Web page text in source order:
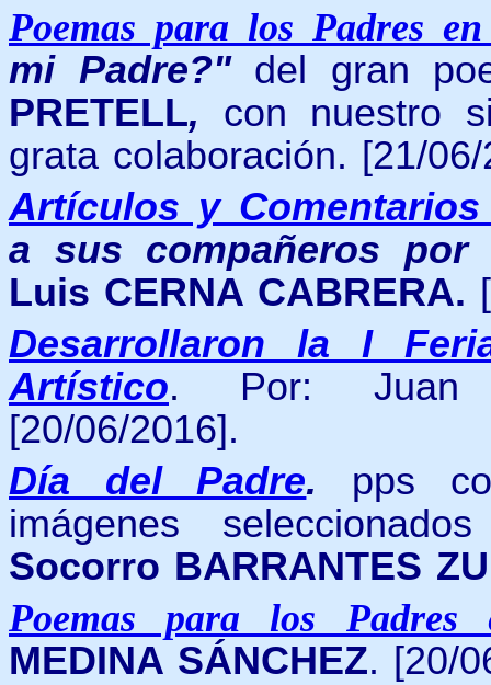
Poemas para los Padres
mi Padre?" del gran
PRETELL, con nuestro
grata colaboración. [21/
Artículos y
a sus compañeros
Luis CERNA CABRERA.
Desarrollaron la I
Artístico. Por: Juan
[20/06/2016].
Día del Padre. pps
imágenes
Socorro BARRANTES
Poemas para los
MEDINA SÁNCHEZ. [20/